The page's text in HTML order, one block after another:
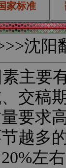
家标准
沈阳
主要
交稿
要求
越多
左